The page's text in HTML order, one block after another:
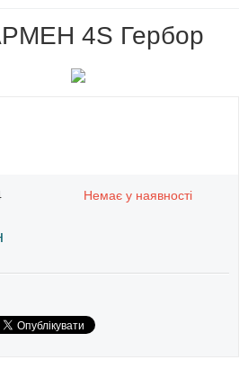
4S Гербор
Немає у наявності